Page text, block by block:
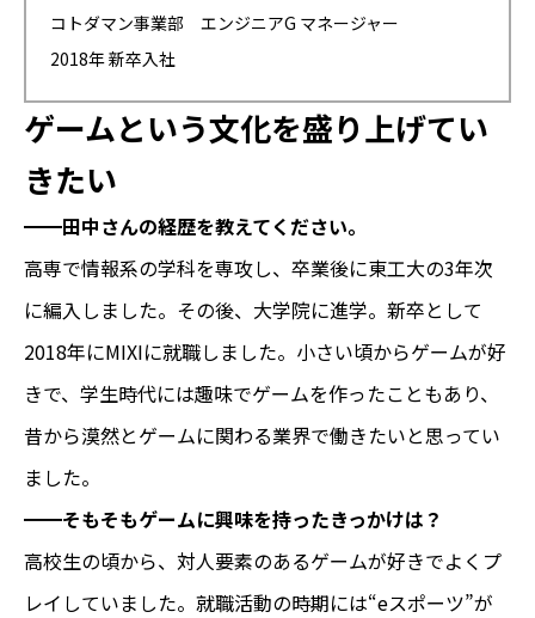
コトダマン事業部 エンジニアG マネージャー
2018年 新卒入社
ゲームという文化を盛り上げてい
きたい
━━田中さんの経歴を教えてください。
高専で情報系の学科を専攻し、卒業後に東工大の3年次
に編入しました。その後、大学院に進学。新卒として
2018年にMIXIに就職しました。小さい頃からゲームが好
きで、学生時代には趣味でゲームを作ったこともあり、
昔から漠然とゲームに関わる業界で働きたいと思ってい
ました。
━━そもそもゲームに興味を持ったきっかけは？
高校生の頃から、対人要素のあるゲームが好きでよくプ
レイしていました。就職活動の時期には“eスポーツ”が